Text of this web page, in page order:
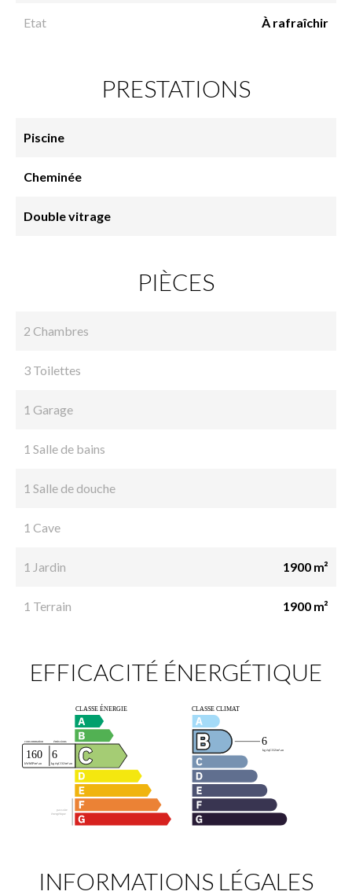
Etat À rafraîchir
PRESTATIONS
Piscine
Cheminée
Double vitrage
PIÈCES
2 Chambres
3 Toilettes
1 Garage
1 Salle de bains
1 Salle de douche
1 Cave
1 Jardin 1900 m²
1 Terrain 1900 m²
EFFICACITÉ ÉNERGÉTIQUE
INFORMATIONS LÉGALES